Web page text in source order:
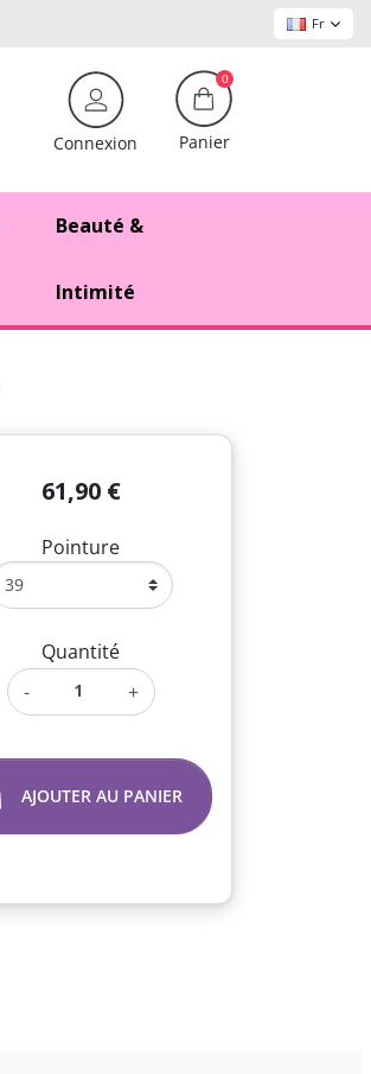
Fr
Connexion
0
Panier
Beauté &
Intimité
61,90 €
Pointure
Quantité
-
+
AJOUTER AU PANIER